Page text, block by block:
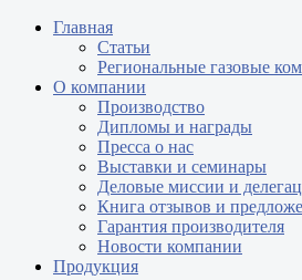
Главная
Статьи
Региональные газовые
О компании
Производство
Дипломы и награды
Пресса о нас
Выставки и семинары
Деловые миссии и
Книга отзывов и
Гарантия производителя
Новости компании
Продукция